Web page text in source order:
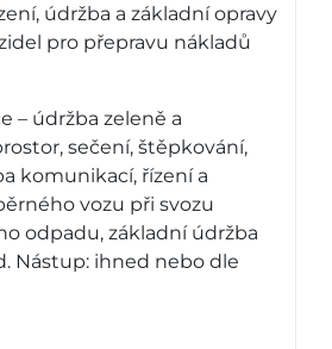
údržba a základní opravy
pro přepravu nákladů
– údržba zeleně a
sečení, štěpkování,
komunikací, řízení a
vozu při svozu
odpadu, základní údržba
Nástup: ihned nebo dle